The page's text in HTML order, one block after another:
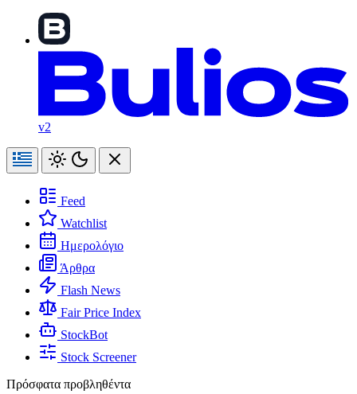
v2
Feed
Watchlist
Ημερολόγιο
Άρθρα
Flash News
Fair Price Index
StockBot
Stock Screener
Πρόσφατα προβληθέντα